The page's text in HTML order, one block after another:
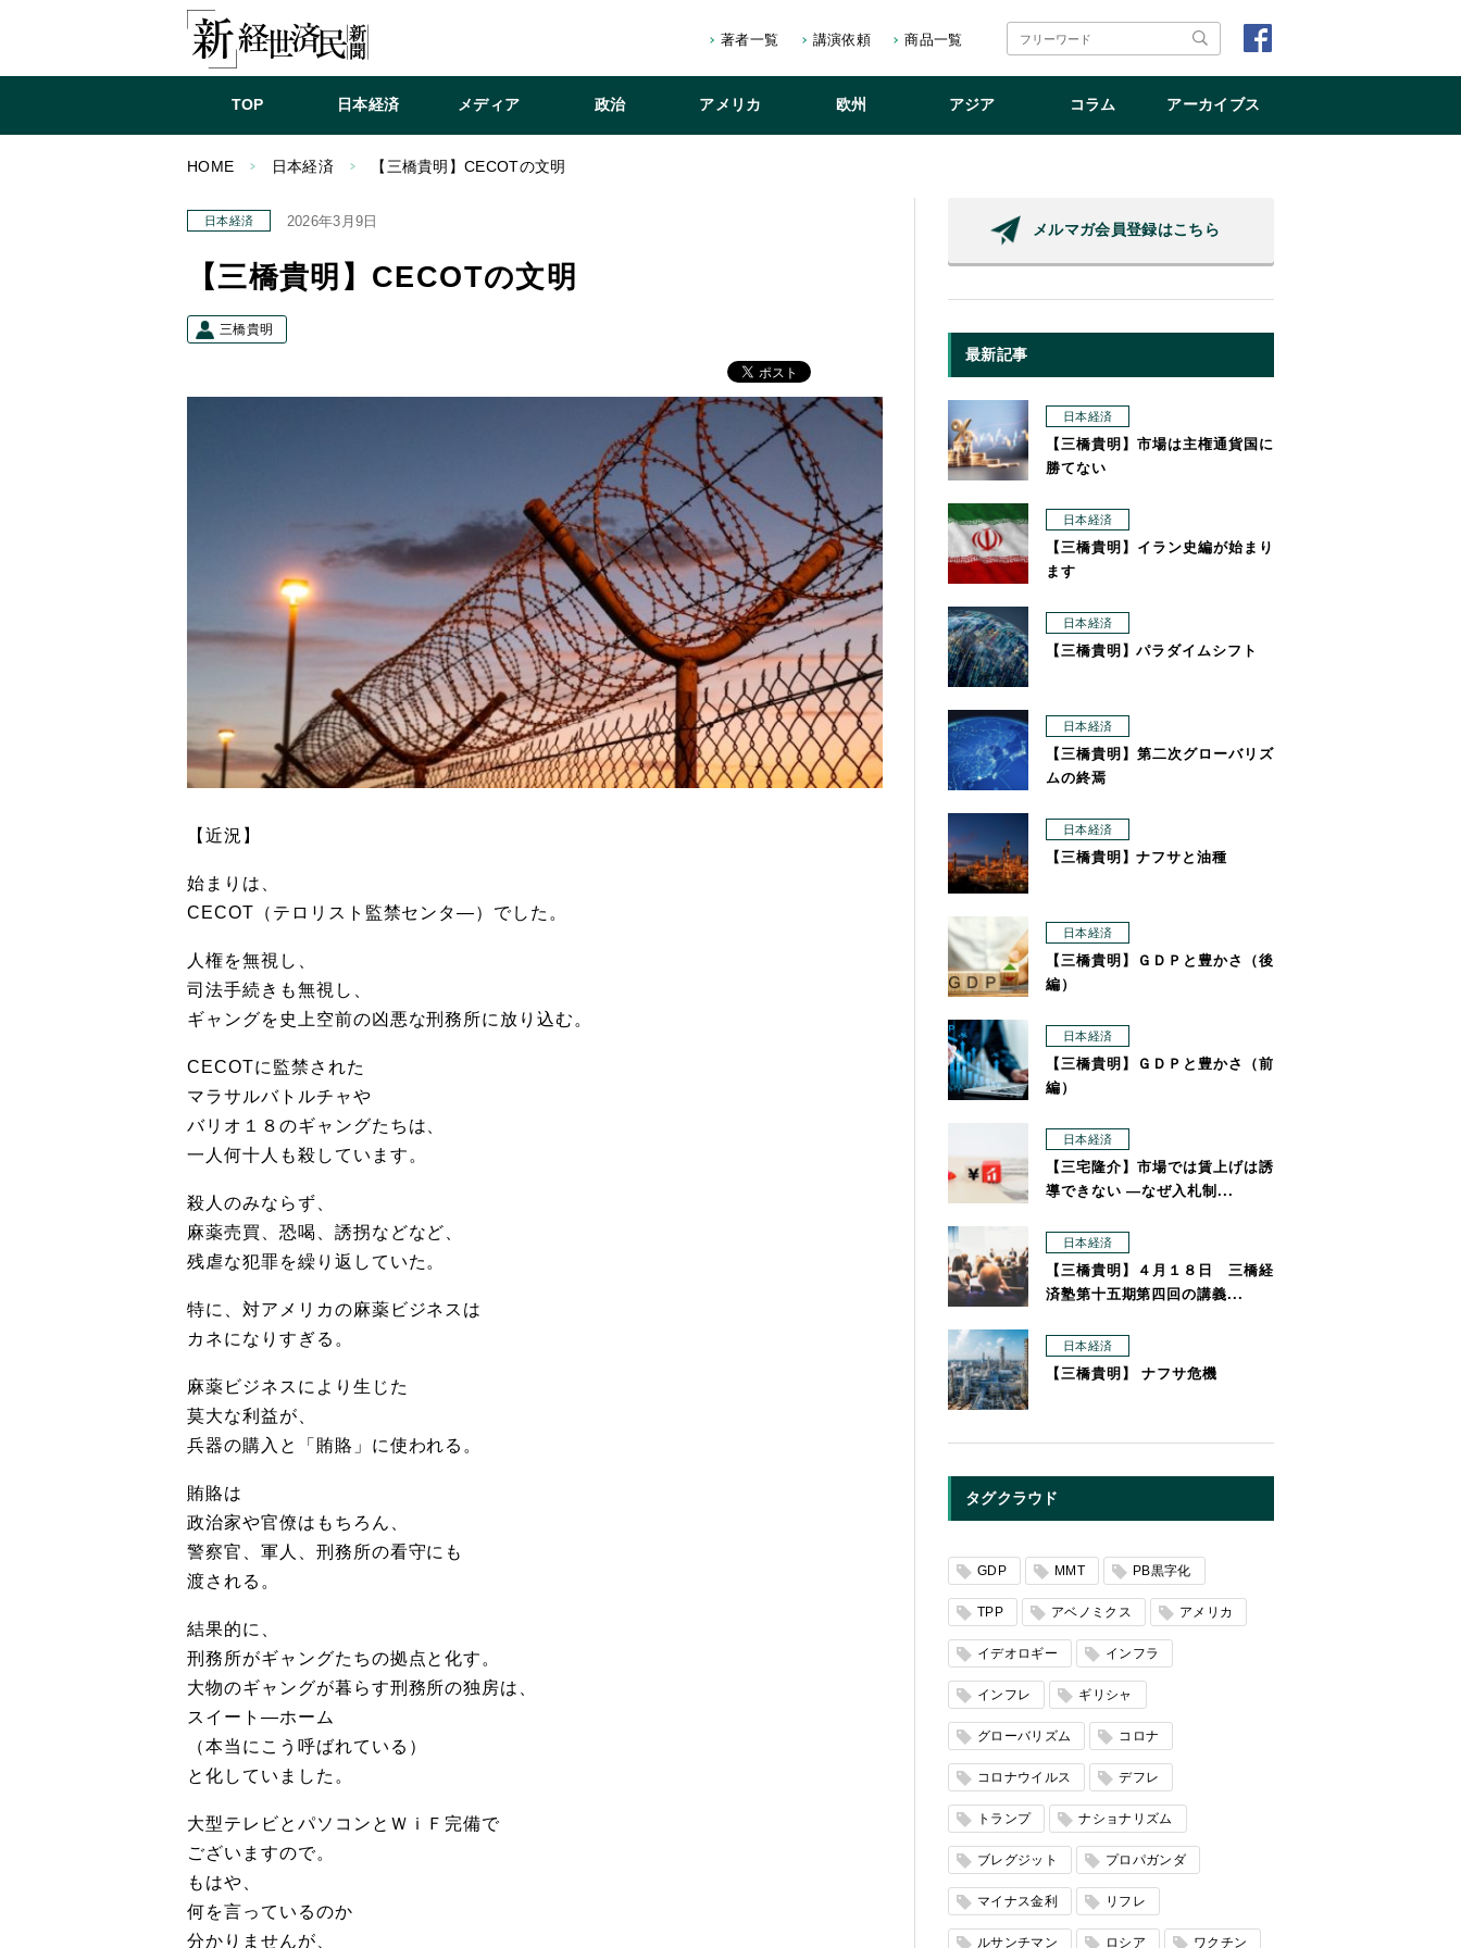
TOP 日本経済 メディア 政治 アメリカ 欧州 アジア コラム アーカイブス
著者一覧 講演依頼 商品一覧
HOME 日本経済 【三橋貴明】CECOTの文明
日本経済 2026年3月9日
【三橋貴明】CECOTの文明
三橋貴明
【近況】
始まりは、
CECOT（テロリスト監禁センタ―）でした。
人権を無視し、
司法手続きも無視し、
ギャングを史上空前の凶悪な刑務所に放り込む。
CECOTに監禁された
マラサルバトルチャや
バリオ１８のギャングたちは、
一人何十人も殺しています。
殺人のみならず、
麻薬売買、恐喝、誘拐などなど、
残虐な犯罪を繰り返していた。
特に、対アメリカの麻薬ビジネスは
カネになりすぎる。
麻薬ビジネスにより生じた
莫大な利益が、
兵器の購入と「賄賂」に使われる。
賄賂は
政治家や官僚はもちろん、
警察官、軍人、刑務所の看守にも
渡される。
結果的に、
刑務所がギャングたちの拠点と化す。
大物のギャングが暮らす刑務所の独房は、
スイート―ホーム
（本当にこう呼ばれている）
と化していました。
大型テレビとパソコンとＷｉＦ完備で
ございますので。
もはや、
何を言っているのか
分かりませんが、
メルマガ会員登録はこちら
最新記事
日本経済
【三橋貴明】市場は主権通貨国に
勝てない
日本経済
【三橋貴明】イラン史編が始まり
ます
日本経済
【三橋貴明】パラダイムシフト
日本経済
【三橋貴明】第二次グローバリズ
ムの終焉
日本経済
【三橋貴明】ナフサと油種
日本経済
【三橋貴明】ＧＤＰと豊かさ（後
編）
日本経済
【三橋貴明】ＧＤＰと豊かさ（前
編）
日本経済
【三宅隆介】市場では賃上げは誘
導できない ―なぜ入札制...
日本経済
【三橋貴明】４月１８日 三橋経
済塾第十五期第四回の講義...
日本経済
【三橋貴明】 ナフサ危機
タグクラウド
GDP MMT PB黒字化
TPP アベノミクス アメリカ
イデオロギー インフラ
インフレ ギリシャ
グローバリズム コロナ
コロナウイルス デフレ
トランプ ナショナリズム
ブレグジット プロパガンダ
マイナス金利 リフレ
ルサンチマン ロシア ワクチン